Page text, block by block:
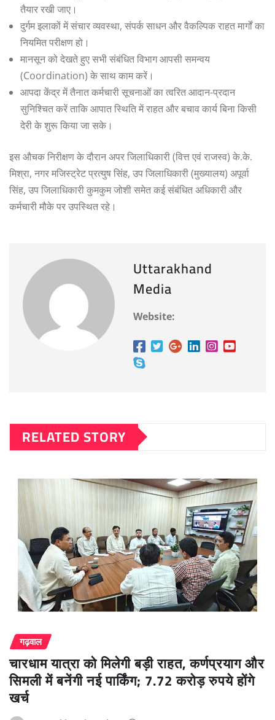
तैयार रखी जाए।
दुर्गम इलाकों में संचार व्यवस्था, संपर्क साधन और वैकल्पिक राहत मार्गों का
नियमित परीक्षण हो।
मानसून को देखते हुए सभी संबंधित विभाग आपसी समन्वय
(Coordination) के साथ काम करें।
आपदा केंद्र में तैनात कर्मचारी सूचनाओं का त्वरित आदान-प्रदान
सुनिश्चित करें ताकि आपात स्थिति में राहत और बचाव कार्य बिना किसी
देरी के शुरू किया जा सके।
इस औचक निरीक्षण के दौरान अपर जिलाधिकारी (वित्त एवं राजस्व) के.के.
मिश्रा, नगर मजिस्ट्रेट प्रत्युष सिंह, उप जिलाधिकारी (मुख्यालय) अपूर्वा
सिंह, उप जिलाधिकारी कुमकुम जोशी समेत कई संबंधित अधिकारी और
कर्मचारी मौके पर उपस्थित रहे।
Uttarakhand
Media
Website:
RELATED STORY
गढ़वाल
चारधाम यात्रा को मिलेगी बड़ी राहत, कर्णप्रयाग और
सिमली में बनेंगी नई पार्किंग; 7.72 करोड़ रुपये होंगे
खर्च